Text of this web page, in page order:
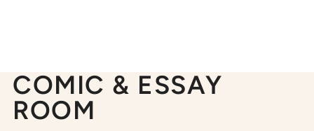
COMIC & ESSAY
ROOM